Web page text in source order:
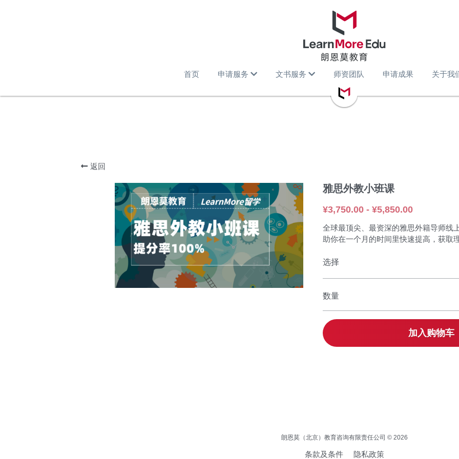
首页 申请服务 文书服务 师资团队 申请成果 关于我
返回
雅思外教小班课
¥3,750.00 - ¥5,850.00
全球最顶尖、最资深的雅思外籍导师线
助你在一个月的时间里快速提高，获取
选择
数量
加入购物车
朗恩莫（北京）教育咨询有限责任公司 © 2026
条款及条件 隐私政策